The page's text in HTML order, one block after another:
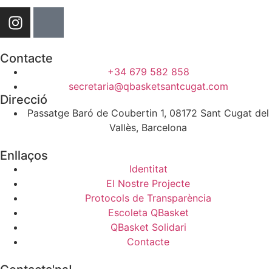
Contacte
+34 679 582 858
secretaria@qbasketsantcugat.com
Direcció
Passatge Baró de Coubertin 1, 08172 Sant Cugat del
Vallès, Barcelona
Enllaços
Identitat
El Nostre Projecte
Protocols de Transparència
Escoleta QBasket
QBasket Solidari
Contacte